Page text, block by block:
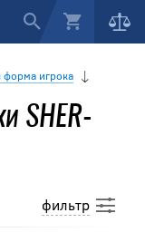
форма игрока
SHER-
фильтр